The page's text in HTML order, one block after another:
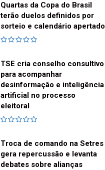
Quartas da Copa do Brasil
terão duelos definidos por
sorteio e calendário apertado
TSE cria conselho consultivo
para acompanhar
desinformação e inteligência
artificial no processo
eleitoral
Troca de comando na Setres
gera repercussão e levanta
debates sobre alianças